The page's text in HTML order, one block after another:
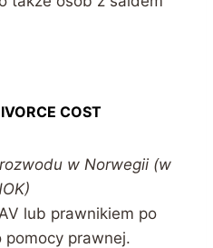
COST
w Norwegii (w
lub prawnikiem po
prawnej.